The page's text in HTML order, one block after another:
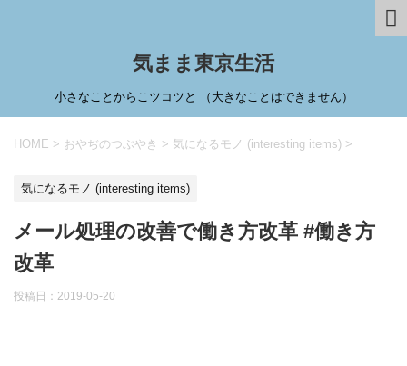
気まま東京生活
小さなことからこツコツと （大きなことはできません）
HOME > おやぢのつぶやき > 気になるモノ (interesting items) >
気になるモノ (interesting items)
メール処理の改善で働き方改革 #働き方
改革
投稿日： 2019-05-20